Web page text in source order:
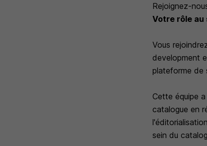
Rejoignez-
Votre rôle au
Vous
development
plateforme de
Cette équipe
catalogue en
sein du